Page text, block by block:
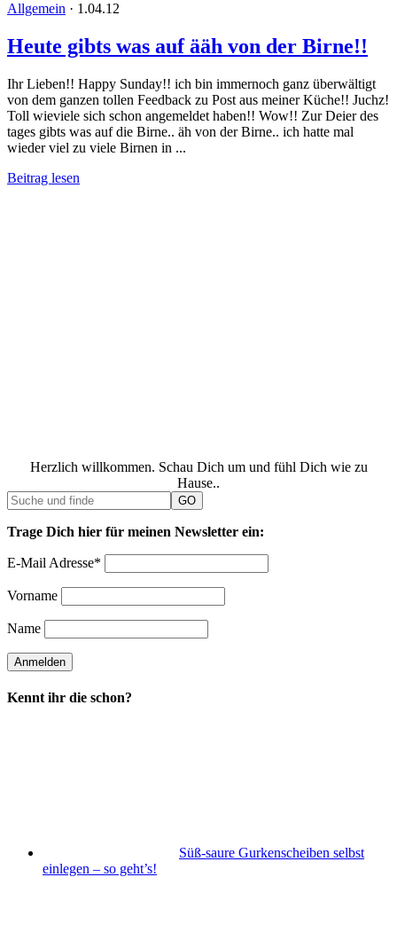
Allgemein · 1.04.12
Heute gibts was auf ääh von der Birne!!
Ihr Lieben!! Happy Sunday!! ich bin immernoch ganz überwältigt
von dem ganzen tollen Feedback zu Post aus meiner Küche!! Juchz!
Toll wieviele sich schon angemeldet haben!! Wow!! Zur Deier des
tages gibts was auf die Birne.. äh von der Birne.. ich hatte mal
wieder viel zu viele Birnen in ...
Beitrag lesen
Herzlich willkommen. Schau Dich um und fühl Dich wie zu
Hause..
Trage Dich hier für meinen Newsletter ein:
E-Mail Adresse*
Vorname
Name
Kennt ihr die schon?
Süß-saure Gurkenscheiben selbst
einlegen – so geht’s!